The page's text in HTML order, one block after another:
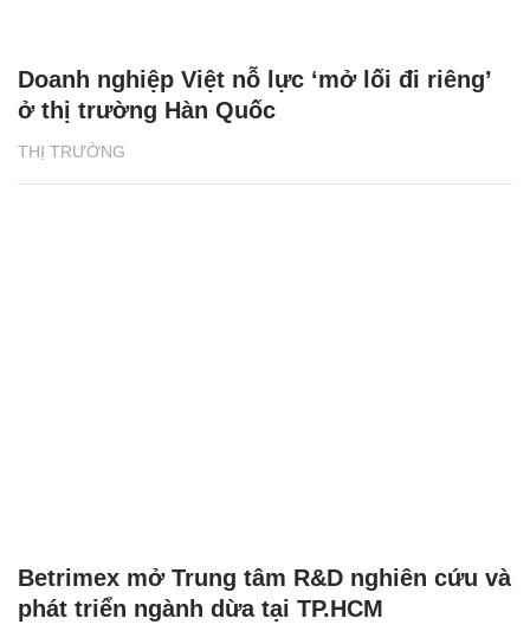
THỊ TRƯỜNG
Doanh nghiệp Việt nỗ lực ‘mở lối đi riêng’
ở thị trường Hàn Quốc
Betrimex mở Trung tâm R&D nghiên cứu và
phát triển ngành dừa tại TP.HCM